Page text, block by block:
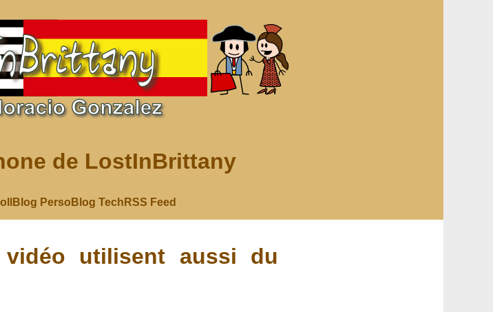
de LostInBrittany
Blog Perso Blog Tech RSS Feed
utilisent aussi du